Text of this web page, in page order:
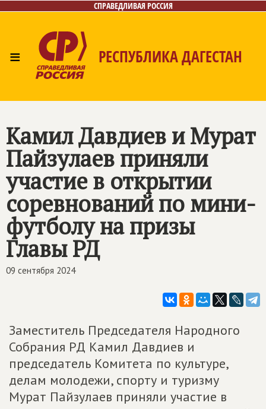
СПРАВЕДЛИВАЯ РОССИЯ
≡ РЕСПУБЛИКА ДАГЕСТАН
Камил Давдиев и Мурат
Пайзулаев приняли
участие в открытии
соревнований по мини-
футболу на призы
Главы РД
09 сентября 2024
Заместитель Председателя Народного
Собрания РД Камил Давдиев и
председатель Комитета по культуре,
делам молодежи, спорту и туризму
Мурат Пайзулаев приняли участие в